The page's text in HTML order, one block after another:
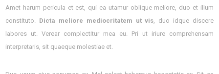
Amet harum pericula et est, qui ea utamur oblique meliore, duo et illum
constituto. Dicta meliore mediocritatem ut vis , duo idque discere
labores ut. Verear complectitur mea eu. Pri ut iriure comprehensam
interpretaris, sit quaeque molestiae et.